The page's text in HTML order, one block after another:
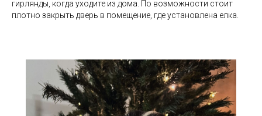
гирлянды, когда уходите из дома. По возможности стоит
плотно закрыть дверь в помещение, где установлена елка.